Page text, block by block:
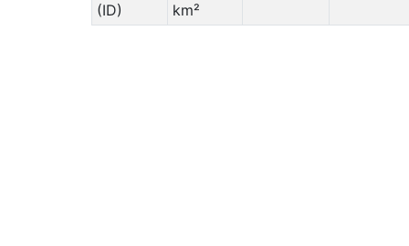
(ID)
km²